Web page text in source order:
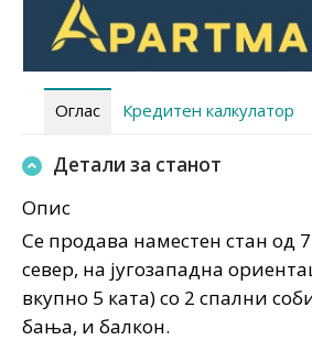
Оглас Кредитен калкулатор
Детали за станот
Опис
Се продава наместен стан од
север, на југозападна
вкупно 5 ката) со 2 спални
бања, и балкон.